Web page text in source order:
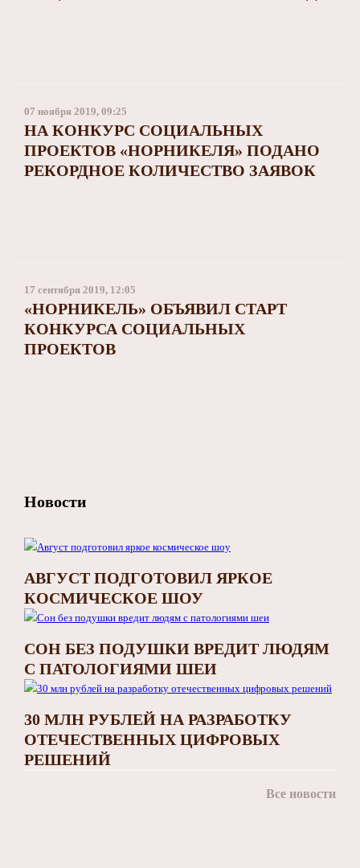
07 ноября 2019, 09:25
НА КОНКУРС СОЦИАЛЬНЫХ
ПРОЕКТОВ «НОРНИКЕЛЯ» ПОДАНО
РЕКОРДНОЕ КОЛИЧЕСТВО ЗАЯВОК
17 сентября 2019, 12:05
«НОРНИКЕЛЬ» ОБЪЯВИЛ СТАРТ
КОНКУРСА СОЦИАЛЬНЫХ
ПРОЕКТОВ
Новости
АВГУСТ ПОДГОТОВИЛ ЯРКОЕ
КОСМИЧЕСКОЕ ШОУ
СОН БЕЗ ПОДУШКИ ВРЕДИТ ЛЮДЯМ
С ПАТОЛОГИЯМИ ШЕИ
30 МЛН РУБЛЕЙ НА РАЗРАБОТКУ
ОТЕЧЕСТВЕННЫХ ЦИФРОВЫХ
РЕШЕНИЙ
Все новости